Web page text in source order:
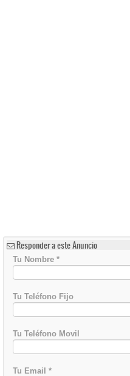
Responder a este Anuncio
Tu Nombre *
Tu Teléfono Fijo
Tu Teléfono Movil
Tu Email *